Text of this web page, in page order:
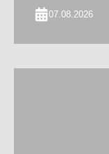
07.08.2026